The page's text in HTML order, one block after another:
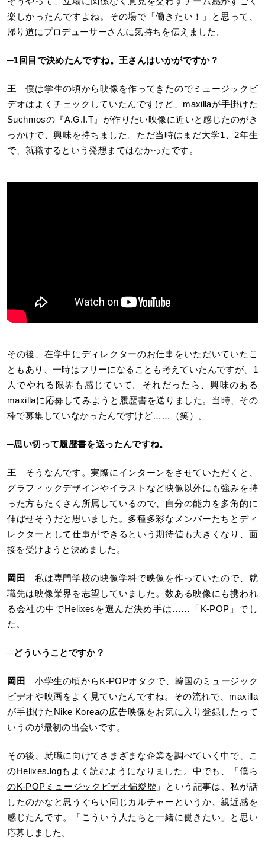
楽しかったんですよね。その場で「働きたい！」と思って、
帰り道にプロデューサーさんに気持ちを伝えました。
─1回目で決めたんですね。王さんはいかがですか？
王僕は学生の頃から映像を作ってきたのでミュージックビ
デオはよくチェックしていたんですけど、maxillaが手掛けた
Suchmosの『A.G.I.T』が作りたい映像に近いと感じたのがき
っかけで、興味を持ちました。ただ当時はまだ大学1、2年生
で、就職するという発想まではなかったです。
その後、在学中にディレクターのお仕事をいただいていたこ
ともあり、一時はフリーになることも考えていたんですが、1
人でやれる限界も感じていて。それだったら、興味のある
maxillaに応募してみようと履歴書を送りました。当時、その
枠で募集していなかったんですけど……（笑）。
─思い切って履歴書を送ったんですね。
王 そうなんです。実際にインターンをさせていただくと、
グラフィックデザインやイラストなど映像以外にも強みを持
った方もたくさん所属しているので、自分の能力を多角的に
伸ばせそうだと思いました。多種多彩なメンバーたちとディ
レクターとして仕事ができるという期待値も大きくなり、面
接を受けようと決めました。
岡田
私は専門学校の映像学科で映像を作っていたので、就
職先は映像業界を志望していました。数ある映像にも携われ
る会社の中でHelixesを選んだ決め手は……「K-POP」でし
た。
─どういうことですか？
岡田 小学生の頃からK-POPオタクで、韓国のミュージック
ビデオや映画をよく見ていたんですね。その流れで、maxilla
が手掛けた Nike Koreaの広告映像 をお気に入り登録したって
いうのが最初の出会いです。
その後、就職に向けてさまざまな企業を調べていく中で、こ
のHelixes.logもよく読むようになりました。中でも、「僕ら
のK-POPミュージックビデオ偏愛歴 」という記事は、私が話
したのかなと思うぐらい同じカルチャーというか、親近感を
感じたんです。「こういう人たちと一緒に働きたい」と思い
応募しました。